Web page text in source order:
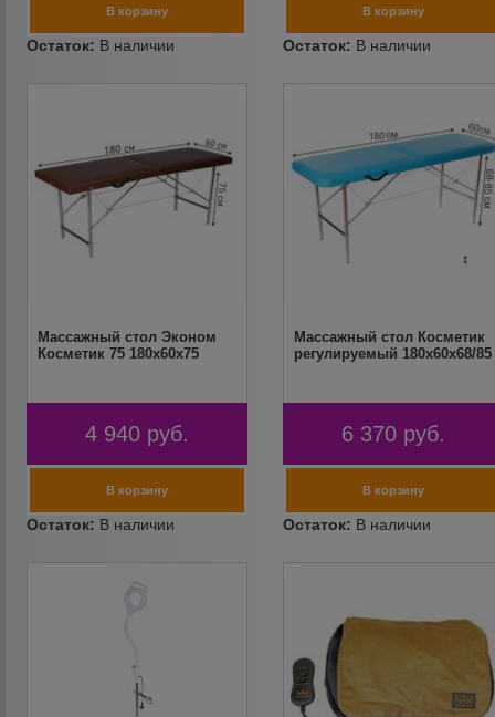
Массажный стол Эконом
Косметик 75 180х60х75
4 940 руб.
Массажный стол Косметик
регулируемый 180х60х68/85
6 370 руб.